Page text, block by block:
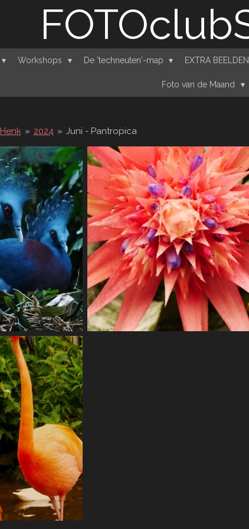
Workshops De 'techneuten'-map EXTRA BEELDEN
Foto van de Maand
Henk » 2024 » Juni - Pantropica